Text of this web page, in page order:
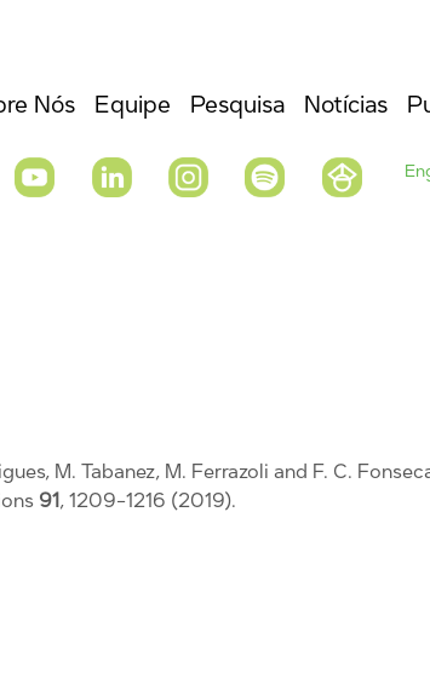
Nós Equipe Pesquisa Notícias
M. Tabanez, M. Ferrazoli and F. C.
91, 1209-1216 (2019).